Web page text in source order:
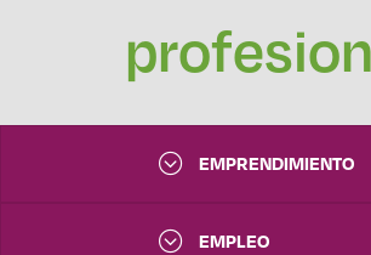
EMPRENDIMIENTO
EMPLEO